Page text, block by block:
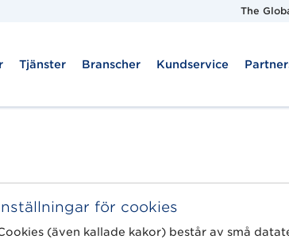
The
Tjänster Branscher Kundservice
för cookies
(även kallade kakor) består av små